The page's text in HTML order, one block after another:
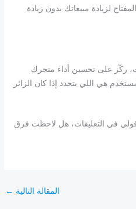
لزيادة مبيعاتك بدون زيادة
ركّز على تحسين أداء متجرك
هي اللي بتحدد إذا كان الزائر
في التعليقات، هل لاحظت فرق
المقالة التالية ←